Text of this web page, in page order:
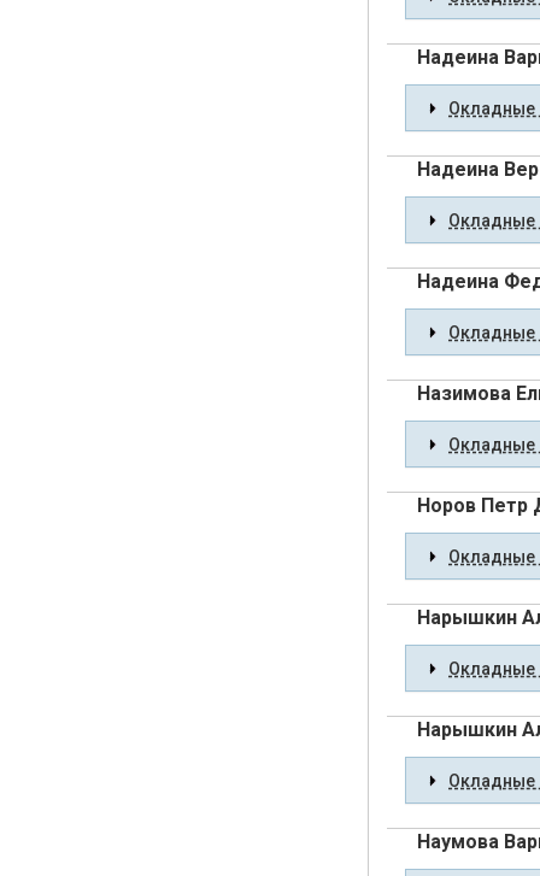
Надеина
Окладные
Надеина
Окладные
Надеина
Окладные
Назимова
Окладные
Норов Петр
Окладные
Нарышкин
Окладные
Нарышкин
Окладные
Наумова